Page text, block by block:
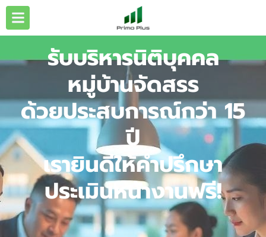
รับบริหารนิติบุคคล
หมู่บ้านจัดสรร
ด้วยประสบการณ์กว่า 15
ปี
เรายินดีให้คำปรึกษา
ประเมินหน้างานฟรี!